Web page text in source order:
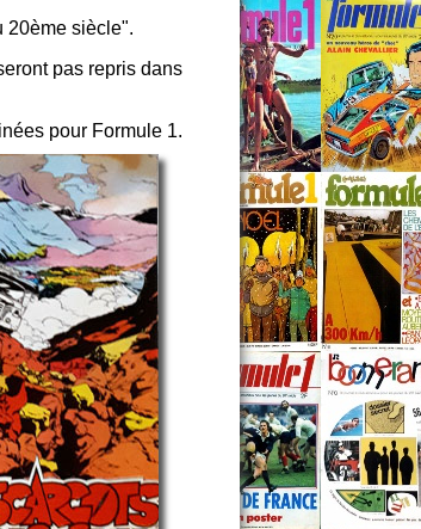
20ème siècle".
pas repris dans
pour Formule 1.